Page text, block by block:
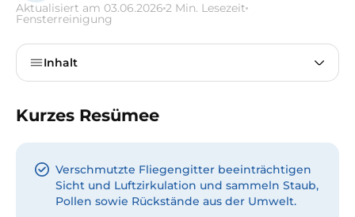
Aktualisiert am 03.06.2026 2 Min. Lesezeit
Fensterreinigung
Inhalt
Kurzes Resümee
Verschmutzte Fliegengitter beeinträchtigen
Sicht und Luftzirkulation und sammeln Staub,
Pollen sowie Rückstände aus der Umwelt.